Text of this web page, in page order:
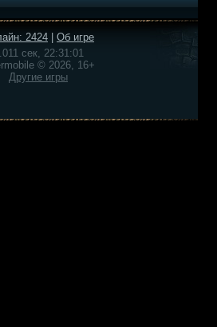
2424
Об игре
сек, 22:31:01
© 2026, 16+
Другие игры